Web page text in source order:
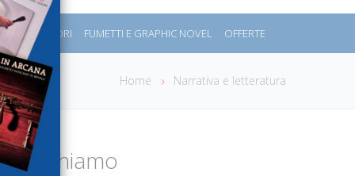
E MOTORI FUMETTI E GRAPHIC NOVEL OFFERTE
Home Narrativa e letteratura
giochiamo